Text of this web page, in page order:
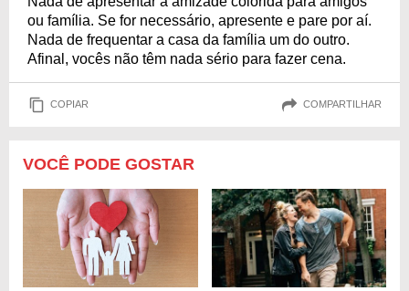
ou família. Se for necessário, apresente e pare por aí.
Nada de frequentar a casa da família um do outro.
Afinal, vocês não têm nada sério para fazer cena.
COPIAR COMPARTILHAR
VOCÊ PODE GOSTAR